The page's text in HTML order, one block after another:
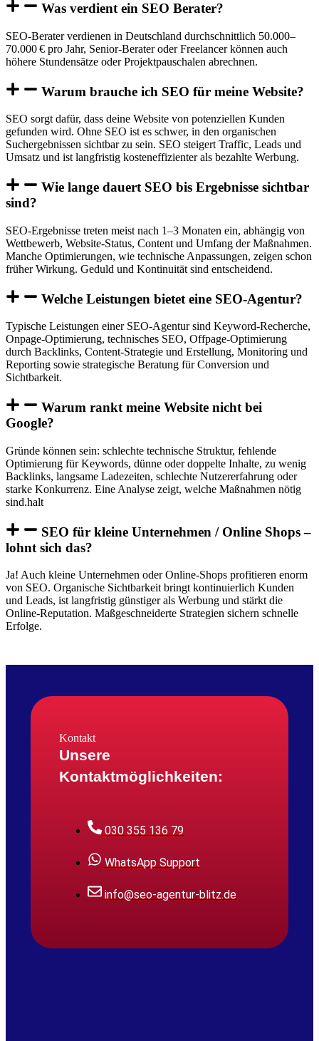
Was verdient ein SEO Berater?
SEO-Berater verdienen in Deutschland durchschnittlich 50.000–
70.000 € pro Jahr, Senior-Berater oder Freelancer können auch
höhere Stundensätze oder Projektpauschalen abrechnen.
Warum brauche ich SEO für meine Website?
SEO sorgt dafür, dass deine Website von potenziellen Kunden
gefunden wird. Ohne SEO ist es schwer, in den organischen
Suchergebnissen sichtbar zu sein. SEO steigert Traffic, Leads und
Umsatz und ist langfristig kosteneffizienter als bezahlte Werbung.
Wie lange dauert SEO bis Ergebnisse sichtbar
sind?
SEO-Ergebnisse treten meist nach 1–3 Monaten ein, abhängig von
Wettbewerb, Website-Status, Content und Umfang der Maßnahmen.
Manche Optimierungen, wie technische Anpassungen, zeigen schon
früher Wirkung. Geduld und Kontinuität sind entscheidend.
Welche Leistungen bietet eine SEO-Agentur?
Typische Leistungen einer SEO-Agentur sind Keyword-Recherche,
Onpage-Optimierung, technisches SEO, Offpage-Optimierung
durch Backlinks, Content-Strategie und Erstellung, Monitoring und
Reporting sowie strategische Beratung für Conversion und
Sichtbarkeit.
Warum rankt meine Website nicht bei
Google?
Gründe können sein: schlechte technische Struktur, fehlende
Optimierung für Keywords, dünne oder doppelte Inhalte, zu wenig
Backlinks, langsame Ladezeiten, schlechte Nutzererfahrung oder
starke Konkurrenz. Eine Analyse zeigt, welche Maßnahmen nötig
sind.halt
SEO für kleine Unternehmen / Online Shops –
lohnt sich das?
Ja! Auch kleine Unternehmen oder Online-Shops profitieren enorm
von SEO. Organische Sichtbarkeit bringt kontinuierlich Kunden
und Leads, ist langfristig günstiger als Werbung und stärkt die
Online-Reputation. Maßgeschneiderte Strategien sichern schnelle
Erfolge.
Kontakt
Unsere
Kontaktmöglichkeiten:
030 355 136 79
WhatsApp Support
info@seo-agentur-blitz.de